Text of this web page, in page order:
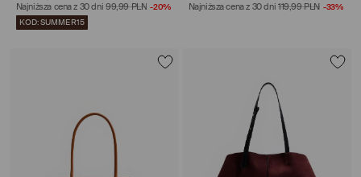
Najniższa cena z 30 dni 99,99 PLN -20%
KOD: SUMMER15
Najniższa cena z 30 dni 119,99 PLN -33%